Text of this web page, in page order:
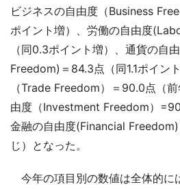
ビジネスの自由度（Business
ポイント増）、労働の自由度
（同0.3ポイント増）、通貨の自
Freedom)＝84.3点（同1.1ポイン
（Trade Freedom）＝90.0点（
由度（Investment Freedom）
金融の自由度(Financial
じ）となった。
今年の項目別の数値は全体的に